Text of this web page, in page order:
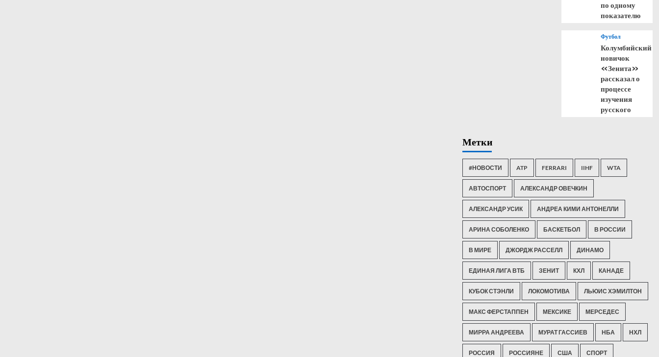
по одному
показателю
Футбол
Колумбийский
новичок
«Зенита»
рассказал о
процессе
изучения
русского
Метки
#НОВОСТИ ATP FERRARI IIHF WTA
АВТОСПОРТ АЛЕКСАНДР ОВЕЧКИН
АЛЕКСАНДР УСИК АНДРЕА КИМИ АНТОНЕЛЛИ
АРИНА СОБОЛЕНКО БАСКЕТБОЛ В РОССИИ
В МИРЕ ДЖОРДЖ РАССЕЛЛ ДИНАМО
ЕДИНАЯ ЛИГА ВТБ ЗЕНИТ КХЛ КАНАДЕ
КУБОК СТЭНЛИ ЛОКОМОТИВА ЛЬЮИС ХЭМИЛТОН
МАКС ФЕРСТАППЕН МЕКСИКЕ МЕРСЕДЕС
МИРРА АНДРЕЕВА МУРАТ ГАССИЕВ НБА НХЛ
РОССИЯ РОССИЯНЕ США СПОРТ